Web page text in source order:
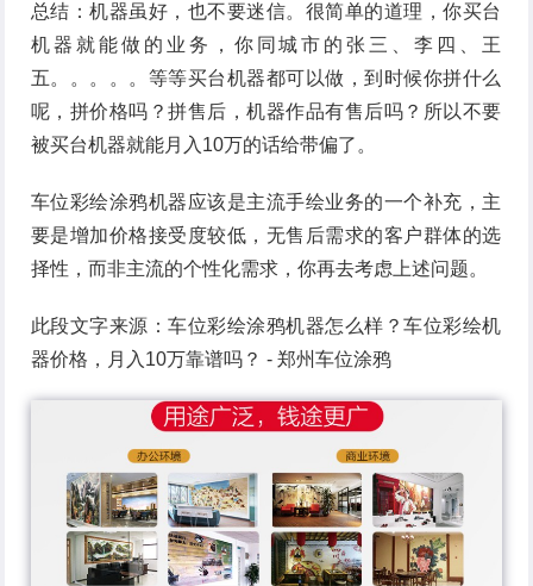
总结：机器虽好，也不要迷信。很简单的道理，你买台
机器就能做的业务，你同城市的张三、李四、王
五。。。。。等等买台机器都可以做，到时候你拼什么
呢，拼价格吗？拼售后，机器作品有售后吗？所以不要
被买台机器就能月入10万的话给带偏了。
车位彩绘涂鸦机器应该是主流手绘业务的一个补充，主
要是增加价格接受度较低，无售后需求的客户群体的选
择性，而非主流的个性化需求，你再去考虑上述问题。
此段文字来源：车位彩绘涂鸦机器怎么样？车位彩绘机
器价格，月入10万靠谱吗？ - 郑州车位涂鸦